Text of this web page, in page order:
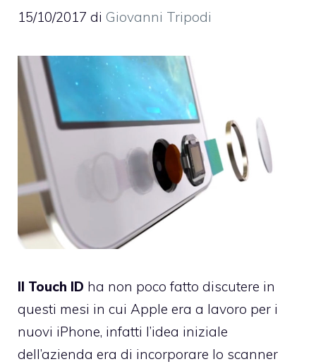
15/10/2017 di Giovanni Tripodi
Il Touch ID ha non poco fatto discutere in
questi mesi in cui Apple era a lavoro per i
nuovi iPhone, infatti l’idea iniziale
dell’azienda era di incorporare lo scanner